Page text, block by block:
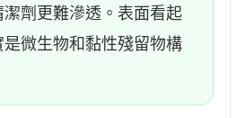
劑更難滲透。表面看起
微生物和黏性殘留物構